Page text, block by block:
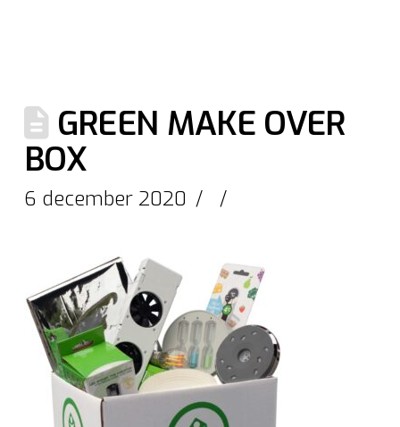
GREEN MAKE OVER
BOX
6 december 2020